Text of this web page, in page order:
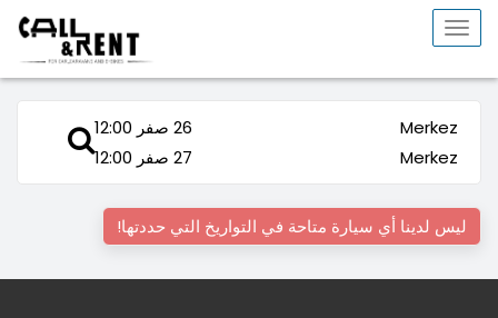
Toggle
Merkez
26 صفر 12:00
Merkez
27 صفر 12:00
ليس لدينا أي سيارة متاحة في التواريخ التي حددتها!